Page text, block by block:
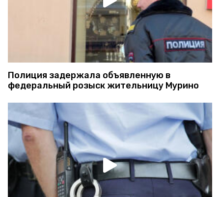
Полиция задержала объявленную в
федеральный розыск жительницу Мурино